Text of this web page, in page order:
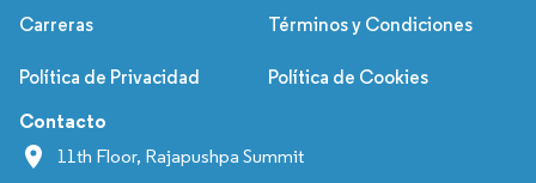
Carreras Términos y Condiciones
Política de Privacidad Política de Cookies
Contacto
11th Floor, Rajapushpa Summit